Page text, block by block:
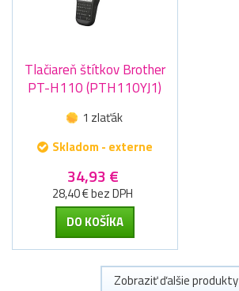
Tlačiareň štítkov Brother
PT-H110 (PTH110YJ1)
1 zlaťák
Skladom - externe
34,93 €
28,40 € bez DPH
DO KOŠÍKA
Zobraziť ďalšie produkty